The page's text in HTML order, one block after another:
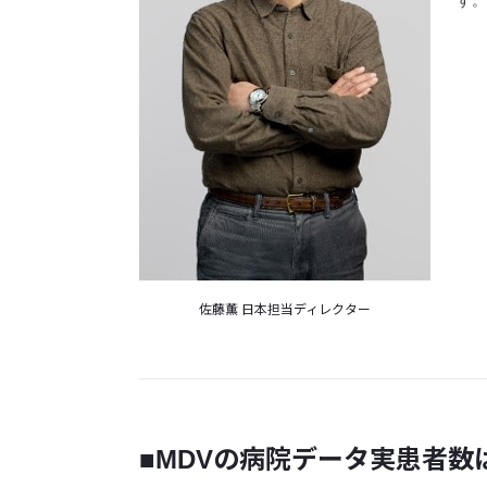
佐藤薫 日本担当ディレクター
■MDVの病院データ実患者数